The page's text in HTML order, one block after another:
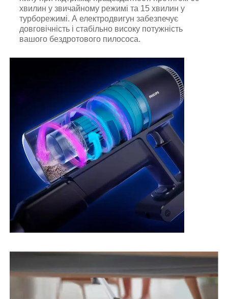
хвилин у звичайному режимі та 15 хвилин у
турборежимі. А електродвигун забезпечує
довговічність і стабільно високу потужність
вашого бездротового пилососа.